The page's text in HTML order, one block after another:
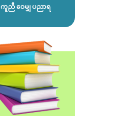
ကူညီ ဝေမျှ ပညာရ